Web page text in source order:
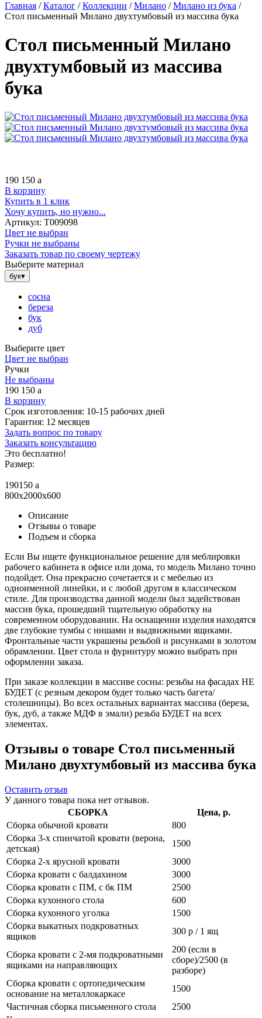
Главная / Каталог / Коллекции / Милано / Милано из бука /
Стол письменный Милано двухтумбовый из массива бука
Стол письменный Милано
двухтумбовый из массива
бука
190 150 a
В корзину
Купить в 1 клик
Хочу купить, но нужно...
Артикул: Т009098
Цвет не выбран
Ручки не выбраны
Заказать товар по своему чертежу
Выберите материал
бук▾
сосна
береза
бук
дуб
Выберите цвет
Цвет не выбран
Ручки
Не выбраны
190 150 a
В корзину
Срок изготовления: 10-15 рабочих дней
Гарантия: 12 месяцев
Задать вопрос по товару
Заказать консультацию
Это бесплатно!
Размер:
190150 a
800x2000x600
Описание
Отзывы о товаре
Подъем и сборка
Если Вы ищете функциональное решение для меблировки
рабочего кабинета в офисе или дома, то модель Милано точно
подойдет. Она прекрасно сочетается и с мебелью из
одноименной линейки, и с любой другом в классическом
стиле. Для производства данной модели был задействован
массив бука, прошедший тщательную обработку на
современном оборудовании. На оснащении изделия находятся
две глубокие тумбы с нишами и выдвижными ящиками.
Фронтальные части украшены резьбой и рисунками в золотом
обрамлении. Цвет стола и фурнитуру можно выбрать при
оформлении заказа.
При заказе коллекции в массиве сосны: резьбы на фасадах НЕ
БУДЕТ (с резным декором будет только часть багета/
столешницы). Во всех остальных вариантах массива (береза,
бук, дуб, а также МДФ в эмали) резьба БУДЕТ на всех
элементах.
Отзывы о товаре Стол письменный
Милано двухтумбовый из массива бука
Оставить отзыв
У данного товара пока нет отзывов.
СБОРКА
Цена, р.
Сборка обычной кровати
800
Сборка 3-х спинчатой кровати (верона,
детская)
1500
Сборка 2-х ярусной кровати
3000
Сборка кровати с балдахином
3000
Сборка кровати с ПМ, с бк ПМ
2500
Сборка кухонного стола
600
Сборка кухонного уголка
1500
Сборка выкатных подкроватных
ящиков
300 р / 1 ящ
Сборка кровати с 2-мя подкроватными
ящиками на направляющих
200 (если в
сборе)/2500 (в
разборе)
Сборка кровати с ортопедическим
основание на металлокаркасе
1500
Частичная сборка письменного стола
2500